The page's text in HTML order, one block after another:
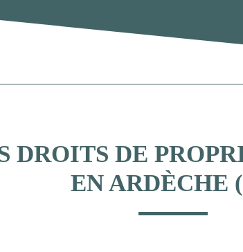
DROITS DE
EN ARDÈCHE